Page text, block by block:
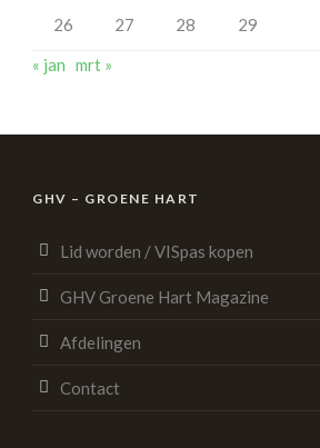
26 27 28
29
« jan mrt »
GHV – GROENE HART
Lid worden / VISpas kopen
GHV Groene Hart Magazine
Afdelingen
Contact